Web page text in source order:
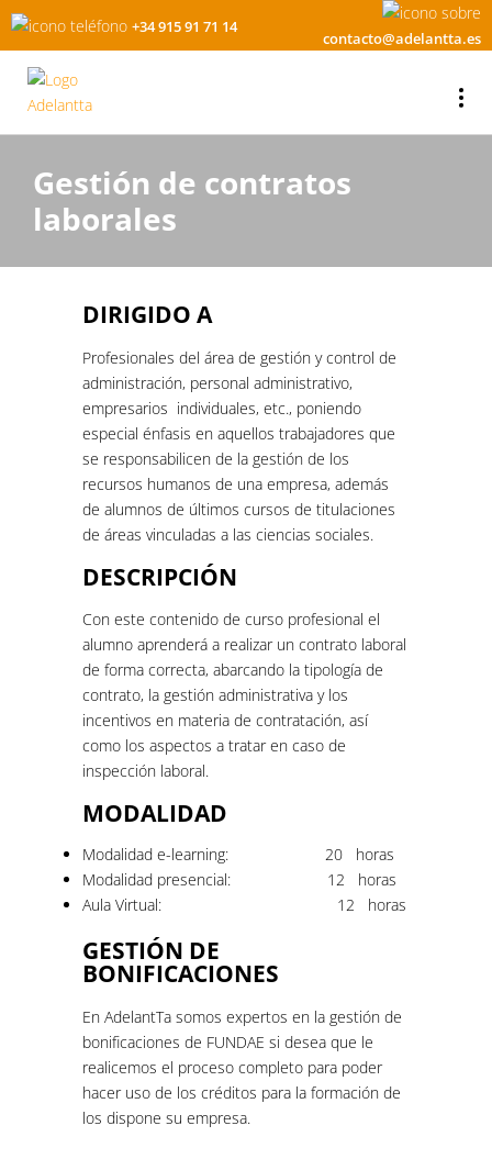
+34 915 91 71 14
contacto@adelantta.es
Gestión de contratos
laborales
DIRIGIDO A
Profesionales del área de gestión y control de
administración, personal administrativo,
empresarios individuales, etc., poniendo
especial énfasis en aquellos trabajadores que
se responsabilicen de la gestión de los
recursos humanos de una empresa, además
de alumnos de últimos cursos de titulaciones
de áreas vinculadas a las ciencias sociales.
DESCRIPCIÓN
Con este contenido de curso profesional el
alumno aprenderá a realizar un contrato laboral
de forma correcta, abarcando la tipología de
contrato, la gestión administrativa y los
incentivos en materia de contratación, así
como los aspectos a tratar en caso de
inspección laboral.
MODALIDAD
Modalidad e-learning: 20 horas
Modalidad presencial: 12 horas
Aula Virtual: 12 horas
GESTIÓN DE
BONIFICACIONES
En AdelantTa somos expertos en la gestión de
bonificaciones de FUNDAE si desea que le
realicemos el proceso completo para poder
hacer uso de los créditos para la formación de
los dispone su empresa.